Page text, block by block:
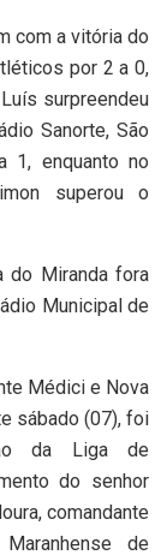
com a vitória do
por 2 a 0,
surpreendeu
Sanorte, São
1, enquanto no
superou o
do Miranda fora
Municipal de
Médici e Nova
sábado (07), foi
da Liga de
do senhor
comandante
de